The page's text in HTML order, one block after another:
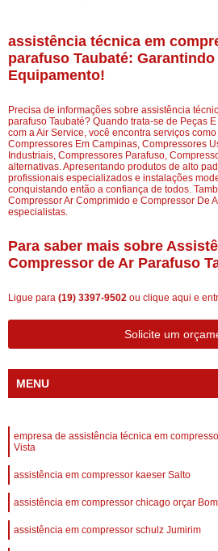
assistência técnica em
parafuso Taubaté:
Equipamento!
Precisa de informações sobre assistência
parafuso Taubaté? Quando trata-se de Peças
com a Air Service, você encontra serviços
Compressores Em Campinas, Compressores
Industriais, Compressores Parafuso,
alternativas. Apresentando produtos de alto
profissionais especializados e instalações
conquistando então a confiança de todos.
Compressor Ar Comprimido e Compressor De
especialistas.
Para saber mais sobre
Compressor de Ar Parafuso
Ligue para (19) 3397-9502 ou clique aqui e
Solicite um
MENU
empresa de assistência técnica em
Vista
assistência em compressor kaeser Salto
assistência em compressor chicago orçar
assistência em compressor schulz Jumirim